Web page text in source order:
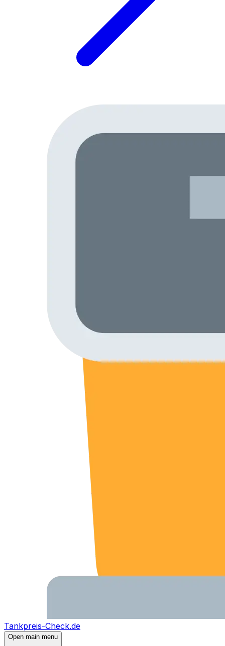
Tankpreis-Check.de
Open main menu